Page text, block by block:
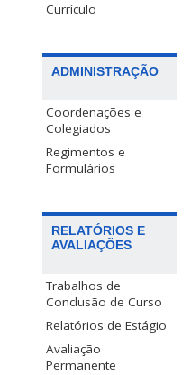
Currículo
ADMINISTRAÇÃO
Coordenações e
Colegiados
Regimentos e
Formulários
RELATÓRIOS E
AVALIAÇÕES
Trabalhos de
Conclusão de Curso
Relatórios de Estágio
Avaliação
Permanente